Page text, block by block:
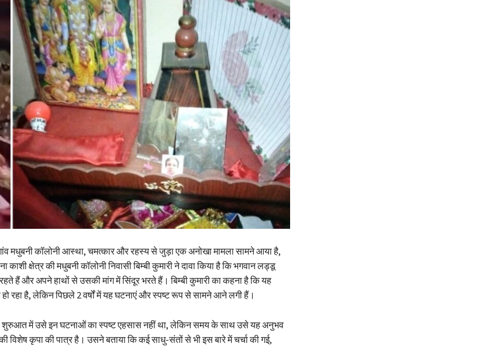
मधुबनी कॉलोनी आस्था, चमत्कार और रहस्य से जुड़ा एक अनोखा मामला सामने आया है,
क्षेत्र की मधुबनी कॉलोनी निवासी बिम्बी कुमारी ने दावा किया है कि भगवान लड्डू
हैं और अपने हाथों से उसकी मांग में सिंदूर भरते हैं। बिम्बी कुमारी का कहना है कि यह
रहा है, लेकिन पिछले 2 वर्षों में यह घटनाएं और स्पष्ट रूप से सामने आने लगी हैं।
शुरुआत में उसे इन घटनाओं का स्पष्ट एहसास नहीं था, लेकिन समय के साथ उसे यह अनुभव
विशेष कृपा की पात्र है। उसने बताया कि कई साधु-संतों से भी इस बारे में चर्चा की गई,